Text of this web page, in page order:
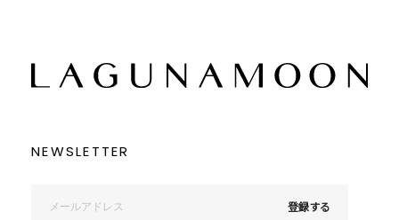
NEWSLETTER
登録する